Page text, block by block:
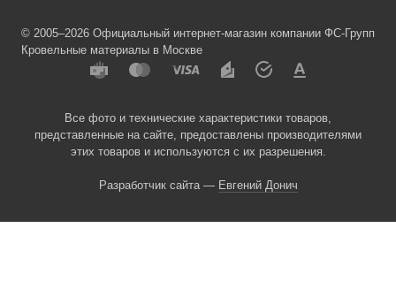
© 2005–2026 Официальный интернет-магазин компании ФС-Групп
Кровельные материалы в Москве
Все фото и технические характеристики товаров,
представленные на сайте, предоставлены производителями
этих товаров и используются с их разрешения.
Разработчик сайта — Евгений Донич